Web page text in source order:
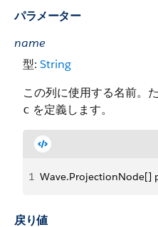
パラメーター
name
型: String
この列に使用する名前。
c を定義します。
1 Wave.ProjectionNode[]
戻り値